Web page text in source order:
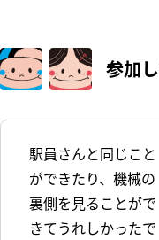
参加
駅員さんと同じこと
ができたり、機械の
裏側を見ることがで
きてうれしかったで